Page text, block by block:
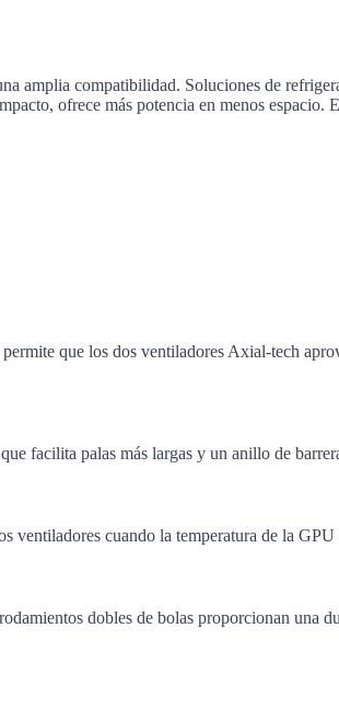
compatibilidad. Soluciones de
ofrece más potencia en menos
que los dos ventiladores Axial-tech
facilita palas más largas y un anillo de
ventiladores cuando la temperatura de la
dobles de bolas proporcionan una